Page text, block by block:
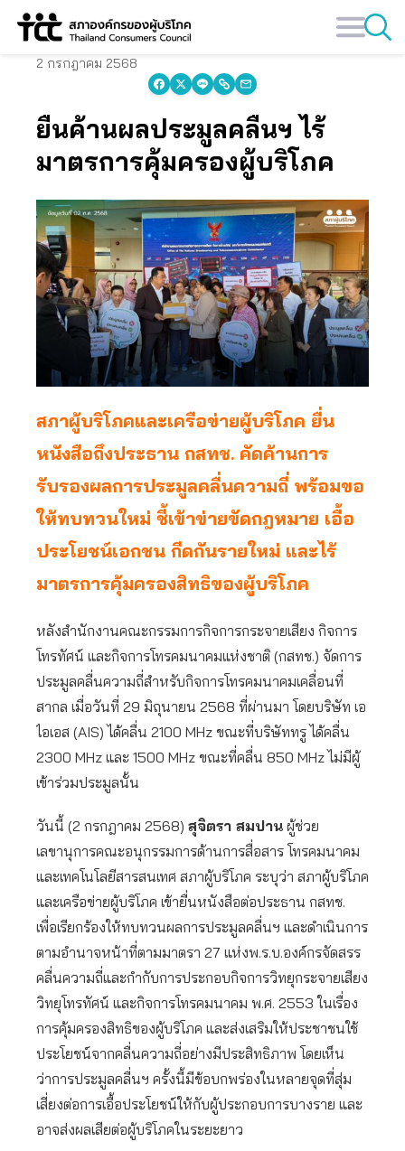
Skip
2 กรกฎาคม 2568
ยื่นค้านผลประมูลคลื่นฯ ไร้
มาตรการคุ้มครองผู้บริโภค
สภาผู้บริโภคและเครือข่ายผู้บริโภค ยื่น
หนังสือถึงประธาน กสทช. คัดค้านการ
รับรองผลการประมูลคลื่นความถี่ พร้อมขอ
ให้ทบทวนใหม่ ชี้เข้าข่ายขัดกฎหมาย เอื้อ
ประโยชน์เอกชน กีดกันรายใหม่ และไร้
มาตรการคุ้มครองสิทธิของผู้บริโภค
หลังสำนักงานคณะกรรมการกิจการกระจายเสียง กิจการ
โทรทัศน์ และกิจการโทรคมนาคมแห่งชาติ (กสทช.) จัดการ
ประมูลคลื่นความถี่สำหรับกิจการโทรคมนาคมเคลื่อนที่
สากล เมื่อวันที่ 29 มิถุนายน 2568 ที่ผ่านมา โดยบริษัท เอ
ไอเอส (AIS) ได้คลื่น 2100 MHz ขณะที่บริษัททรู ได้คลื่น
2300 MHz และ 1500 MHz ขณะที่คลื่น 850 MHz ไม่มีผู้
เข้าร่วมประมูลนั้น
วันนี้ (2 กรกฎาคม 2568) สุจิตรา สมปาน ผู้ช่วย
เลขานุการคณะอนุกรรมการด้านการสื่อสาร โทรคมนาคม
และเทคโนโลยีสารสนเทศ สภาผู้บริโภค ระบุว่า สภาผู้บริโภค
และเครือข่ายผู้บริโภค เข้ายื่นหนังสือต่อประธาน กสทช.
เพื่อเรียกร้องให้ทบทวนผลการประมูลคลื่นฯ และดำเนินการ
ตามอำนาจหน้าที่ตามมาตรา 27 แห่งพ.ร.บ.องค์กรจัดสรร
คลื่นความถี่และกำกับการประกอบกิจการวิทยุกระจายเสียง
วิทยุโทรทัศน์ และกิจการโทรคมนาคม พ.ศ. 2553 ในเรื่อง
การคุ้มครองสิทธิของผู้บริโภค และส่งเสริมให้ประชาชนใช้
ประโยชน์จากคลื่นความถี่อย่างมีประสิทธิภาพ โดยเห็น
ว่าการประมูลคลื่นฯ ครั้งนี้มีข้อบกพร่องในหลายจุดที่สุ่ม
เสี่ยงต่อการเอื้อประโยชน์ให้กับผู้ประกอบการบางราย และ
อาจส่งผลเสียต่อผู้บริโภคในระยะยาว